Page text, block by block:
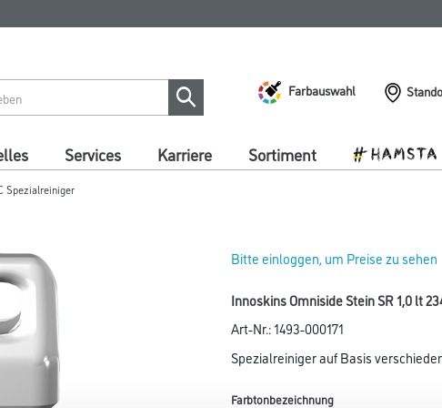
Farbauswahl
Services Karriere Sortiment
Spezialreiniger
Bitte einloggen, um Preise zu sehen
Innoskins Omniside Stein SR 1,0 lt
Art-Nr.:1493-000171
Spezialreiniger auf Basis
Farbtonbezeichnung